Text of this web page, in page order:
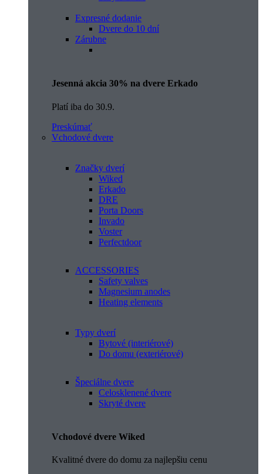
Expresné dodanie
Dvere do 10 dní
Zárubne
Jesenná akcia 30% na dvere Erkado
Platí iba do 30.9.
Preskúmať
Vchodové dvere
Značky dverí
Wiked
Erkado
DRE
Porta Doors
Invado
Voster
Perfectdoor
ACCESSORIES
Safety valves
Magnesium anodes
Heating elements
Typy dverí
Bytové (interiérové)
Do domu (exteriérové)
Špeciálne dvere
Celosklenené dvere
Skryté dvere
Vchodové dvere Wiked
Kvalitné dvere do domu za najlepšiu cenu